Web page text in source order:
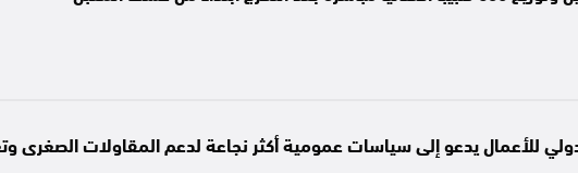
للأعمال يدعو إلى سياسات عمومية أكثر نجاعة لدعم المقاولات الصغرى